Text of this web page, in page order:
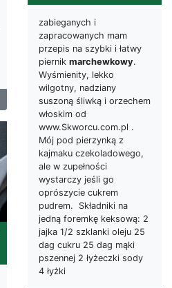
zabieganych i
zapracowanych mam
przepis na szybki i łatwy
piernik marchewkowy.
Wyśmienity, lekko
wilgotny, nadziany
suszoną śliwką i orzechem
włoskim od
www.Skworcu.com.pl .
Mój pod pierzynką z
kajmaku czekoladowego,
ale w zupełności
wystarczy jeśli go
oprószycie cukrem
pudrem. Składniki na
jedną foremkę keksową: 2
jajka 1/2 szklanki oleju 25
dag cukru 25 dag mąki
pszennej 2 łyżeczki sody
4 łyżki